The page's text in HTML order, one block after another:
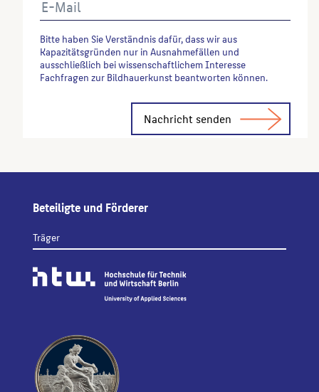
Bitte haben Sie Verständnis dafür, dass wir aus
Kapazitätsgründen nur in Ausnahmefällen und
ausschließlich bei wissenschaftlichem Interesse
Fachfragen zur Bildhauerkunst beantworten können.
Beteiligte und Förderer
Träger